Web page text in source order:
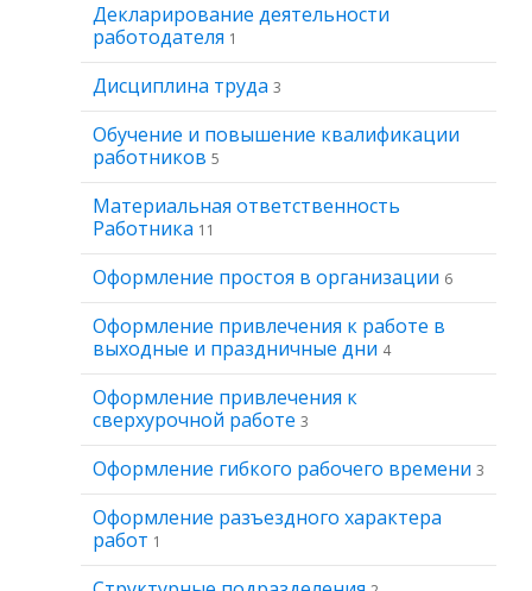
Декларирование деятельности
работодателя 1
Дисциплина труда 3
Обучение и повышение квалификации
работников 5
Материальная ответственность
Работника 11
Оформление простоя в организации 6
Оформление привлечения к работе в
выходные и праздничные дни 4
Оформление привлечения к
сверхурочной работе 3
Оформление гибкого рабочего времени 3
Оформление разъездного характера
работ 1